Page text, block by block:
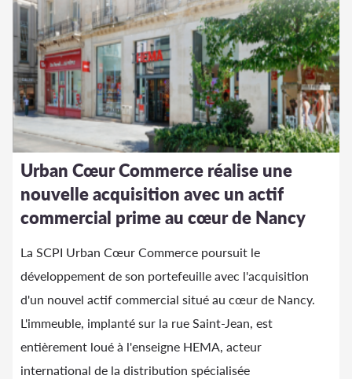
Urban Cœur Commerce réalise une
nouvelle acquisition avec un actif
commercial prime au cœur de Nancy
La SCPI Urban Cœur Commerce poursuit le
développement de son portefeuille avec l'acquisition
d'un nouvel actif commercial situé au cœur de Nancy.
L'immeuble, implanté sur la rue Saint-Jean, est
entièrement loué à l'enseigne HEMA, acteur
international de la distribution spécialisée